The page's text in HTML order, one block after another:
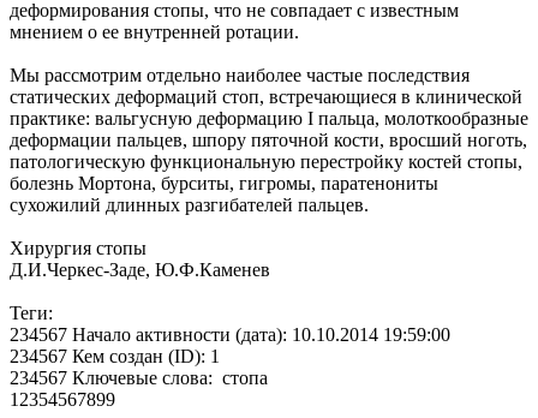
деформирования стопы, что не совпадает с известным
мнением о ее внутренней ротации.
Мы рассмотрим отдельно наиболее частые последствия
статических деформаций стоп, встречающиеся в клинической
практике: вальгусную деформацию I пальца, молоткообразные
деформации пальцев, шпору пяточной кости, вросший ноготь,
патологическую функциональную перестройку костей стопы,
болезнь Мортона, бурситы, гигромы, паратенониты
сухожилий длинных разгибателей пальцев.
Хирургия стопы
Д.И.Черкес-Заде, Ю.Ф.Каменев
Теги:
234567 Начало активности (дата): 10.10.2014 19:59:00
234567 Кем создан (ID): 1
234567 Ключевые слова: стопа
12354567899